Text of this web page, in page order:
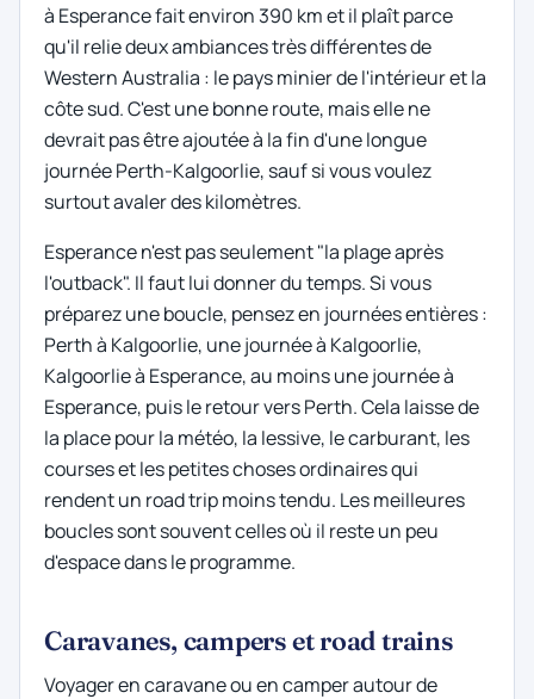
à Esperance fait environ 390 km et il plaît parce
qu'il relie deux ambiances très différentes de
Western Australia : le pays minier de l'intérieur et la
côte sud. C'est une bonne route, mais elle ne
devrait pas être ajoutée à la fin d'une longue
journée Perth-Kalgoorlie, sauf si vous voulez
surtout avaler des kilomètres.
Esperance n'est pas seulement "la plage après
l'outback". Il faut lui donner du temps. Si vous
préparez une boucle, pensez en journées entières :
Perth à Kalgoorlie, une journée à Kalgoorlie,
Kalgoorlie à Esperance, au moins une journée à
Esperance, puis le retour vers Perth. Cela laisse de
la place pour la météo, la lessive, le carburant, les
courses et les petites choses ordinaires qui
rendent un road trip moins tendu. Les meilleures
boucles sont souvent celles où il reste un peu
d'espace dans le programme.
Caravanes, campers et road trains
Voyager en caravane ou en camper autour de